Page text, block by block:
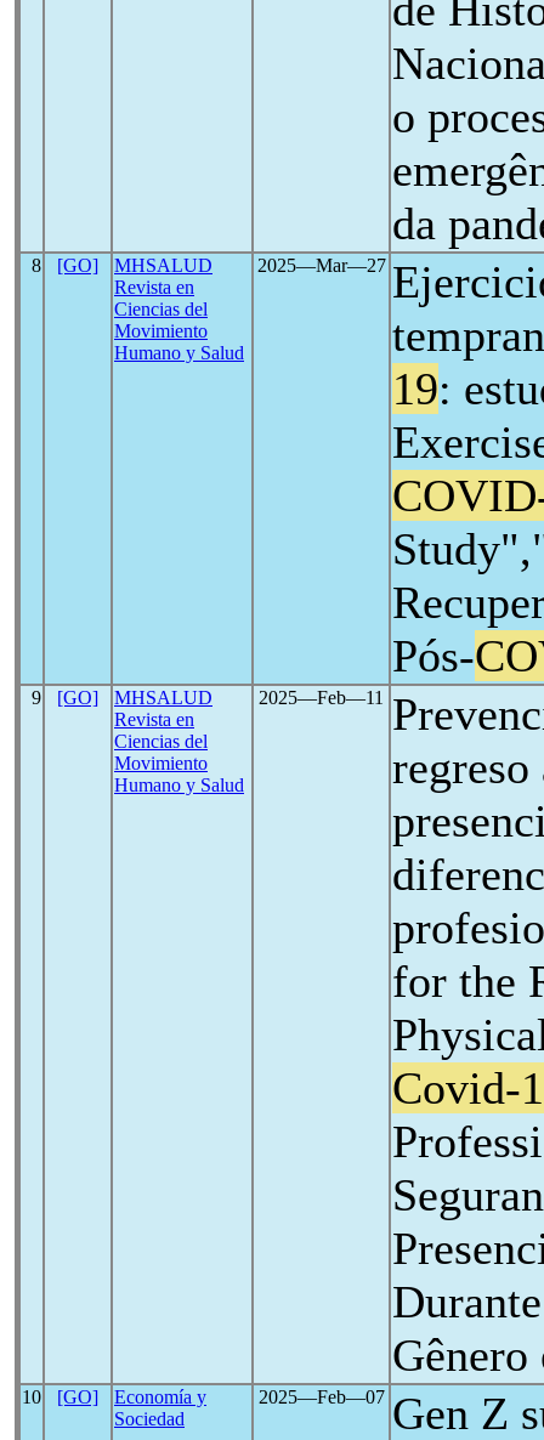
o
da
8 [GO]
MHSALUD
Revista en
Ciencias del
Movimiento
Humano y Salud
2025―Mar―27
19:
Pós-
9 [GO]
MHSALUD
Revista en
Ciencias del
Movimiento
Humano y Salud
2025―Feb―11
for the
Covid-
10 [GO]
Economía y
Sociedad
2025―Feb―07 Gen Z